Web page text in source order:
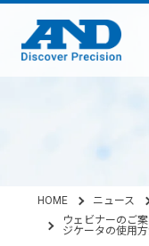
HOME ニュース
ウェビナーのご
ジケータの使用